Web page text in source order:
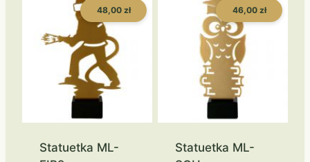
48,00 zł
Statuetka ML-
46,00 zł
Statuetka ML-